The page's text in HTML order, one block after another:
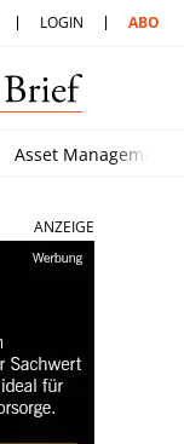
LOGIN ABO
Asset Management
ANZEIGE